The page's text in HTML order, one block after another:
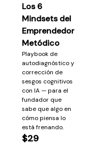
Los 6
Mindsets del
Emprendedor
Metódico
Playbook de
autodiagnóstico y
corrección de
sesgos cognitivos
con IA — para el
fundador que
sabe que algo en
cómo piensa lo
está frenando.
$29